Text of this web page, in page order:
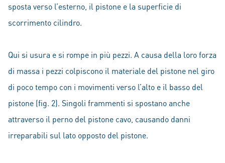
sposta verso l’esterno, il pistone e la superficie di
scorrimento cilindro.
Qui si usura e si rompe in più pezzi. A causa della loro forza
di massa i pezzi colpiscono il materiale del pistone nel giro
di poco tempo con i movimenti verso l’alto e il basso del
pistone (fig. 2). Singoli frammenti si spostano anche
attraverso il perno del pistone cavo, causando danni
irreparabili sul lato opposto del pistone.